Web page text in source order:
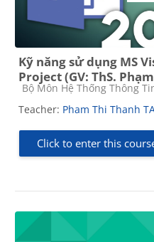
Kỹ năng sử dụng MS
Project (GV: ThS.
Course category
Bộ Môn Hệ Thống Thông
Teacher: Pham Thi Thanh
Click to enter this